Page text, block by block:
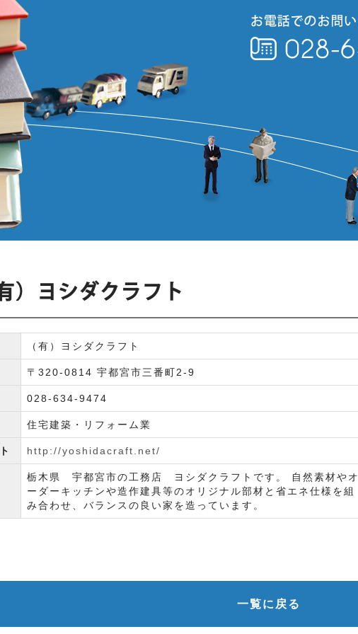
）ヨシダクラフト
（有）ヨシダクラフト
〒320-0814 宇都宮市三番町2-9
028-634-9474
住宅建築・リフォーム業
http://yoshidacraft.net/
栃木県 宇都宮市の工務店 ヨシダクラフトです。 自然素材やオ
ーダーキッチンや造作建具等のオリジナル部材と省エネ仕様を組
み合わせ、バランスの良い家を造っています。
一覧に戻る